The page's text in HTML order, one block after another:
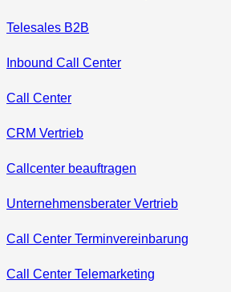
Telesales B2B
Inbound Call Center
Call Center
CRM Vertrieb
Callcenter beauftragen
Unternehmensberater Vertrieb
Call Center Terminvereinbarung
Call Center Telemarketing